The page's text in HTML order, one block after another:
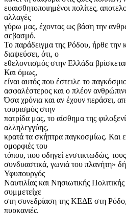
ευαισθητοποιημένοι πολίτες,
αλλαγές
γύρω μας, έχοντας ως βάση την
σεβασμό.
Το παράδειγμα της Ρόδου, ήρθε την
διαψεύσει, ότι, ο
εθελοντισμός στην Ελλάδα
Και όμως,
είναι αυτός που έστειλε το
ασφαλέστερος και ο πλέον
Όσα χρόνια και αν έχουν περάσει,
τουρισμός στην
πατρίδα μας, το αίσθημα της
αλληλεγγύης,
κρατά τα σκήπτρα παγκοσμίως. Και
ομορφιές του
τόπου, που οδηγεί ενστικτωδώς,
συνδυαστικά, γωνιά του πλανήτη»
Υφυπουργός
Ναυτιλίας και Νησιωτικής
συμμετείχε
στη συνεδρίαση της ΚΕΔΕ στη
πυρκαγιές.